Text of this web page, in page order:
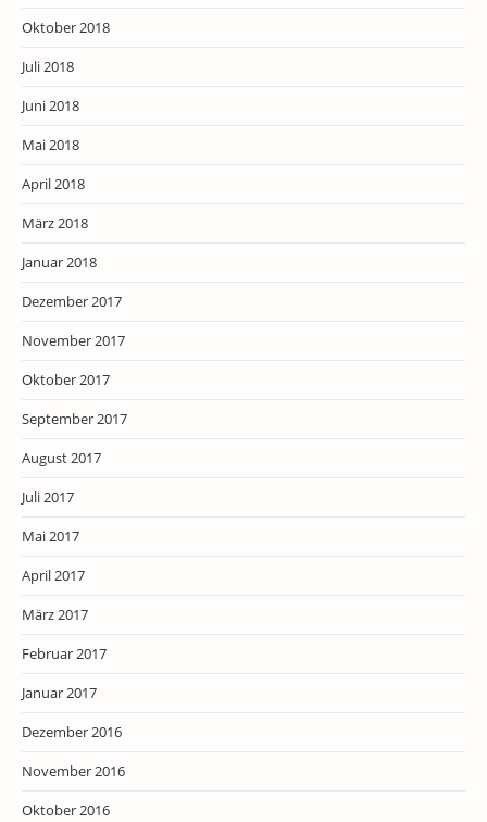
Oktober 2018
Juli 2018
Juni 2018
Mai 2018
April 2018
März 2018
Januar 2018
Dezember 2017
November 2017
Oktober 2017
September 2017
August 2017
Juli 2017
Mai 2017
April 2017
März 2017
Februar 2017
Januar 2017
Dezember 2016
November 2016
Oktober 2016